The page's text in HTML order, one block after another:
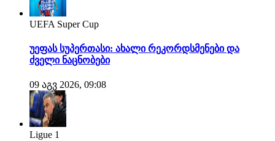
UEFA Super Cup
უეფას სუპერთასი: ახალი რეკორდსმენები და
ძველი ნაცნობები
09 აგვ 2026, 09:08
Ligue 1